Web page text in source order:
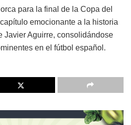
para la final de la Copa del
emocionante a la historia
Javier Aguirre, consolidándose
en el fútbol español.